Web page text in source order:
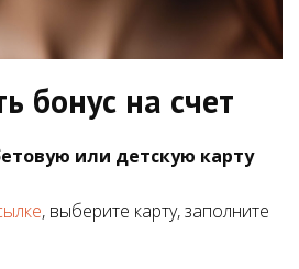
бонус на счет
или детскую карту
, выберите карту, заполните